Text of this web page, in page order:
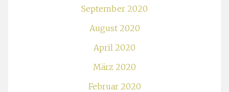
September 2020
August 2020
April 2020
März 2020
Februar 2020